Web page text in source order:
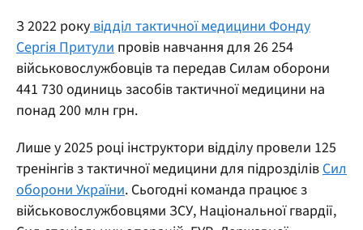
З 2022 року відділ тактичної медицини Фонду
Сергія Притули провів навчання для 26 254
військовослужбовців та передав Силам оборони
441 730 одиниць засобів тактичної медицини на
понад 200 млн грн.
Лише у 2025 році інструктори відділу провели 125
тренінгів з тактичної медицини для підрозділів Сил
оборони України. Сьогодні команда працює з
військовослужбовцями ЗСУ, Національної гвардії,